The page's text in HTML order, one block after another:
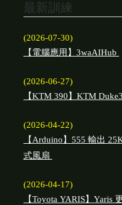
最新訓練
(2026-07-30)
【電腦應用】3waAIHub
(2026-06-27)
【KTM 390】KTM
(2026-04-22)
【Arduino】555 輸出
式風扇
(2026-04-17)
【Toyota YARIS】Yaris